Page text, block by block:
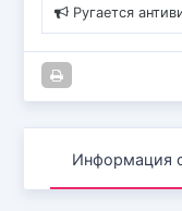
Ругается
Информация